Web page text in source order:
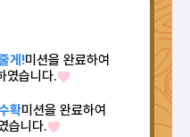
게!미션을 완료하여
였습니다.
확미션을 완료하여
습니다.